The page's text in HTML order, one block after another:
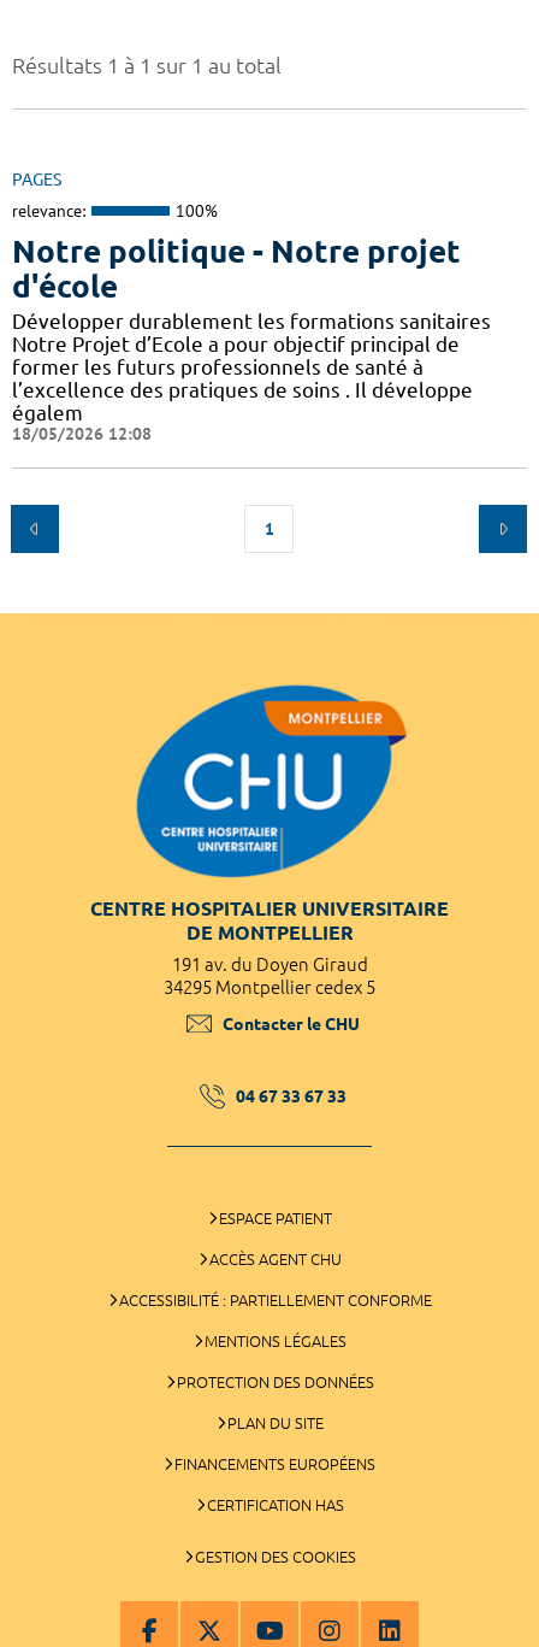
Résultats 1 à 1 sur 1 au total
PAGES
relevance: 100%
Notre politique - Notre projet
d'école
Développer durablement les formations sanitaires
Notre Projet d’Ecole a pour objectif principal de
former les futurs professionnels de santé à
l’excellence des pratiques de soins . Il développe
égalem
18/05/2026 12:08
1
CENTRE HOSPITALIER UNIVERSITAIRE
DE MONTPELLIER
191 av. du Doyen Giraud
34295 Montpellier cedex 5
Contacter le CHU
04 67 33 67 33
ESPACE PATIENT
ACCÈS AGENT CHU
ACCESSIBILITÉ : PARTIELLEMENT CONFORME
MENTIONS LÉGALES
PROTECTION DES DONNÉES
PLAN DU SITE
FINANCEMENTS EUROPÉENS
CERTIFICATION HAS
GESTION DES COOKIES